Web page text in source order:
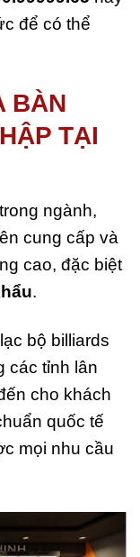
để có thể
BÀN
TẠI
ngành,
cung cấp và
cao, đặc biệt
.
bộ billiards
các tỉnh lân
cho khách
quốc tế
mọi nhu cầu